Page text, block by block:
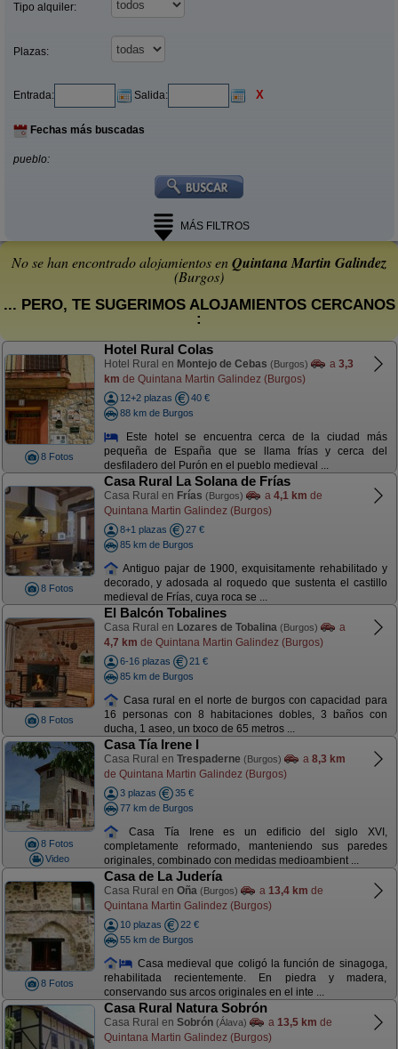
Tipo alquiler:
Plazas:
Entrada: Salida: X
Fechas más buscadas
pueblo:
MÁS FILTROS
No se han encontrado alojamientos enQuintana Martin Galindez
(Burgos)
... PERO, TE SUGERIMOS ALOJAMIENTOS CERCANOS
:
8 Fotos
Hotel Rural Colas
Hotel Rural en Montejo de Cebas (Burgos) a 3,3
km de Quintana Martin Galindez (Burgos)
12+2 plazas
40 €
88 km de Burgos
Este hotel se encuentra cerca de la ciudad más
pequeña de España que se llama frías y cerca del
desfiladero del Purón en el pueblo medieval ...
8 Fotos
Casa Rural La Solana de Frías
Casa Rural en Frías (Burgos) a 4,1 km de
Quintana Martin Galindez (Burgos)
8+1 plazas
27 €
85 km de Burgos
Antiguo pajar de 1900, exquisitamente rehabilitado y
decorado, y adosada al roquedo que sustenta el castillo
medieval de Frías, cuya roca se ...
8 Fotos
El Balcón Tobalines
Casa Rural en Lozares de Tobalina (Burgos)
a
4,7 km de Quintana Martin Galindez (Burgos)
6-16 plazas
21 €
85 km de Burgos
Casa rural en el norte de burgos con capacidad para
16 personas con 8 habitaciones dobles, 3 baños con
ducha, 1 aseo, un txoco de 65 metros ...
8 Fotos
Video
Casa Tía Irene I
Casa Rural en Trespaderne (Burgos) a 8,3 km
de Quintana Martin Galindez (Burgos)
3 plazas
35 €
77 km de Burgos
Casa Tía Irene es un edificio del siglo XVI,
completamente reformado, manteniendo sus paredes
originales, combinado con medidas medioambient ...
8 Fotos
Casa de La Judería
Casa Rural en Oña (Burgos) a 13,4 km de
Quintana Martin Galindez (Burgos)
10 plazas
22 €
55 km de Burgos
Casa medieval que coligó la función de sinagoga,
rehabilitada recientemente. En piedra y madera,
conservando sus arcos originales en el inte ...
Casa Rural Natura Sobrón
Casa Rural en Sobrón (Álava) a 13,5 km de
Quintana Martin Galindez (Burgos)